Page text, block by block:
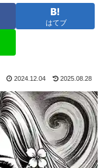
はてブ
2024.12.04 2025.08.28